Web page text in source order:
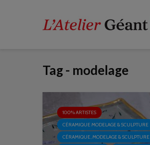
Tag - modelage
100% ARTISTES
CÉRAMIQUE MODELAGE & SCULPTURE
CÉRAMIQUE, MODELAGE & SCULPTURE